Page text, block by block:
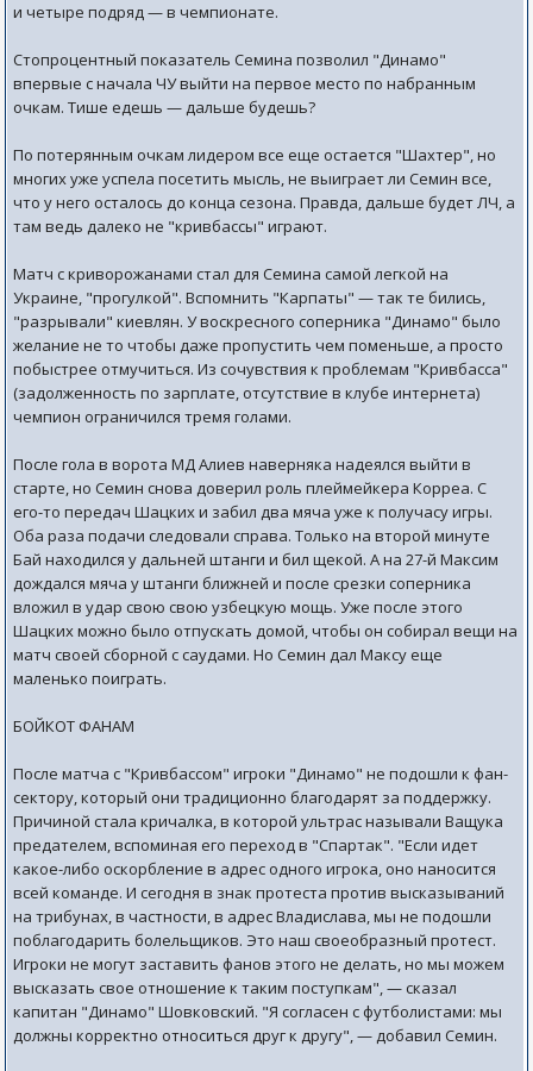
и четыре подряд — в чемпионате.
Стопроцентный показатель Семина позволил "Динамо"
впервые с начала ЧУ выйти на первое место по набранным
очкам. Тише едешь — дальше будешь?
По потерянным очкам лидером все еще остается "Шахтер", но
многих уже успела посетить мысль, не выиграет ли Семин все,
что у него осталось до конца сезона. Правда, дальше будет ЛЧ, а
там ведь далеко не "кривбассы" играют.
Матч с криворожанами стал для Семина самой легкой на
Украине, "прогулкой". Вспомнить "Карпаты" — так те бились,
"разрывали" киевлян. У воскресного соперника "Динамо" было
желание не то чтобы даже пропустить чем поменьше, а просто
побыстрее отмучиться. Из сочувствия к проблемам "Кривбасса"
(задолженность по зарплате, отсутствие в клубе интернета)
чемпион ограничился тремя голами.
После гола в ворота МД Алиев наверняка надеялся выйти в
старте, но Семин снова доверил роль плеймейкера Корреа. С
его-то передач Шацких и забил два мяча уже к получасу игры.
Оба раза подачи следовали справа. Только на второй минуте
Бай находился у дальней штанги и бил щекой. А на 27-й Максим
дождался мяча у штанги ближней и после срезки соперника
вложил в удар свою свою узбецкую мощь. Уже после этого
Шацких можно было отпускать домой, чтобы он собирал вещи на
матч своей сборной с саудами. Но Семин дал Максу еще
маленько поиграть.
БОЙКОТ ФАНАМ
После матча с "Кривбассом" игроки "Динамо" не подошли к фан-
сектору, который они традиционно благодарят за поддержку.
Причиной стала кричалка, в которой ультрас называли Ващука
предателем, вспоминая его переход в "Спартак". "Если идет
какое-либо оскорбление в адрес одного игрока, оно наносится
всей команде. И сегодня в знак протеста против высказываний
на трибунах, в частности, в адрес Владислава, мы не подошли
поблагодарить болельщиков. Это наш своеобразный протест.
Игроки не могут заставить фанов этого не делать, но мы можем
высказать свое отношение к таким поступкам", — сказал
капитан "Динамо" Шовковский. "Я согласен с футболистами: мы
должны корректно относиться друг к другу", — добавил Семин.